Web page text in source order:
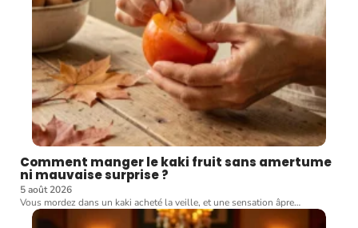
Comment manger le kaki fruit sans amertume
ni mauvaise surprise ?
5 août 2026
Vous mordez dans un kaki acheté la veille, et une sensation âpre…